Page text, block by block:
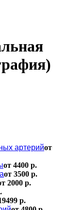
артерийот
от 4400 р.
от 3500 р.
2000 р.
р.